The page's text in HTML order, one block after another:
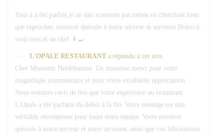
Tout à a été parfait je ne sais vraiment pas même en cherchant bien
que reprocher, mention spéciale à notre serveur et serveuse Bravo à
vous tous et au chef 👨‍🍳
L'OPALE RESTAURANT a répondu à cet avis
Cher Monsieur Heldebaume, Un immense merci pour votre
magnifique commentaire et pour votre excellente appréciation.
Nous sommes ravis de lire que votre expérience au restaurant
L'Opale a été parfaite du début à la fin. Votre message est une
véritable récompense pour toute notre équipe. Votre mention
spéciale à notre serveur et notre serveuse, ainsi que vos félicitations